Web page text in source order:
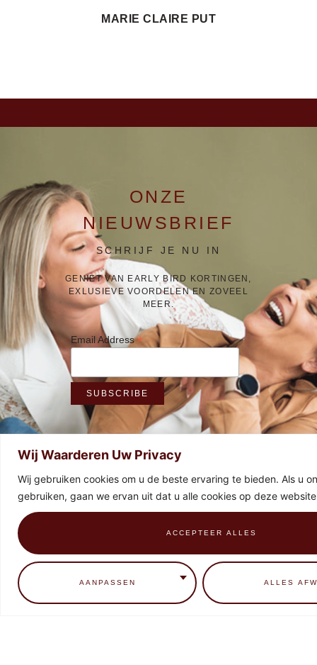
Wij Waarderen Uw Privacy
Wij gebruiken cookies om u de beste ervaring te bieden. Als u
gebruiken, gaan we ervan uit dat u alle cookies op deze
AANPASSEN ALLES
ACCEPTEER ALLES
MARIE CLAIRE PUT
ONZE
NIEUWSBRIEF
SCHRIJF JE NU IN
GENIET VAN EARLY BIRD KORTINGEN,
EXLUSIEVE VOORDELEN EN ZOVEEL
MEER.
Email Address*
BEHANDELINGEN